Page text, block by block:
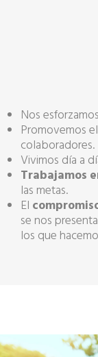
Nos
Promovemos el
colaboradores.
Vivimos día a
Trabajamos
las metas.
El
se nos
los que